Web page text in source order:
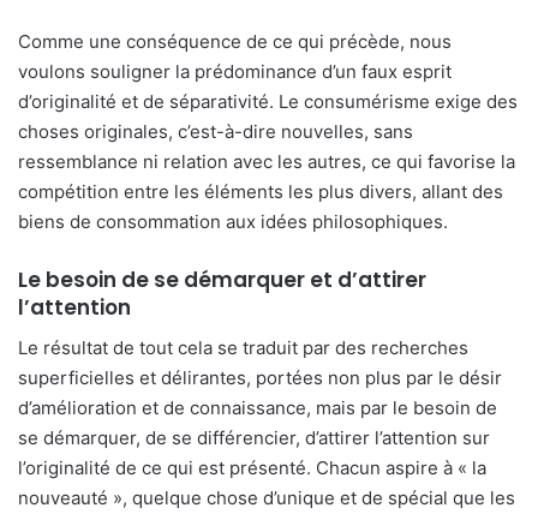
Comme une conséquence de ce qui précède, nous
voulons souligner la prédominance d’un faux esprit
d’originalité et de séparativité. Le consumérisme exige des
choses originales, c’est-à-dire nouvelles, sans
ressemblance ni relation avec les autres, ce qui favorise la
compétition entre les éléments les plus divers, allant des
biens de consommation aux idées philosophiques.
Le besoin de se démarquer et d’attirer
l’attention
Le résultat de tout cela se traduit par des recherches
superficielles et délirantes, portées non plus par le désir
d’amélioration et de connaissance, mais par le besoin de
se démarquer, de se différencier, d’attirer l’attention sur
l’originalité de ce qui est présenté. Chacun aspire à « la
nouveauté », quelque chose d’unique et de spécial que les